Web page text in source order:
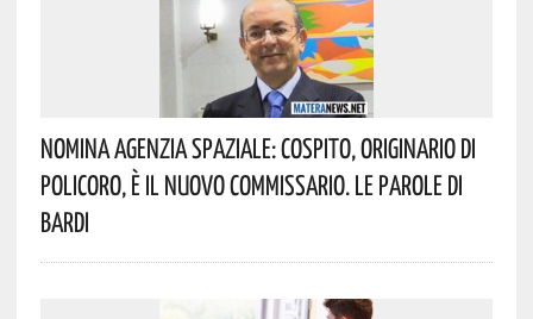
Nomina Agenzia Spaziale: Cospito, Originario Di
Policoro, È Il Nuovo Commissario. Le Parole Di
Bardi